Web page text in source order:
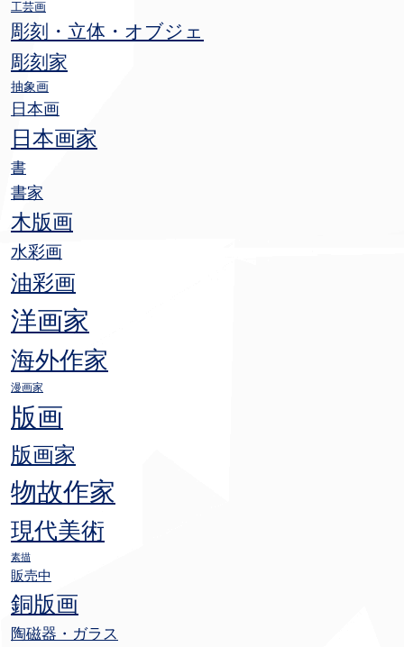
工芸画
彫刻・立体・オブジェ
彫刻家
抽象画
日本画
日本画家
書
書家
木版画
水彩画
油彩画
洋画家
海外作家
漫画家
版画
版画家
物故作家
現代美術
素描
販売中
銅版画
陶磁器・ガラス